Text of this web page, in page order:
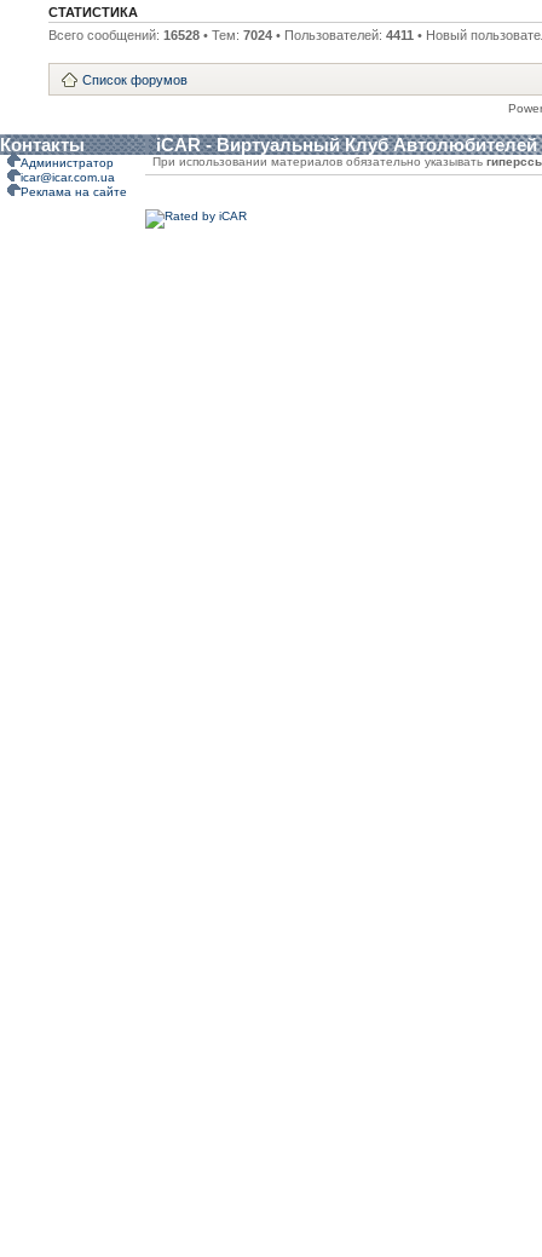
СТАТИСТИКА
Всего сообщений: 16528 • Тем: 7024 • Пользователей: 4411 • Новый
Список форумов
Контакты iCAR - Виртуальный Клуб Автолюбителей
Администратор
icar@icar.com.ua
Реклама на сайте
При использовании материалов обязательно указывать